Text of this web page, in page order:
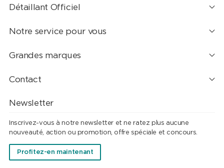
Détaillant Officiel
Notre service pour vous
Grandes marques
Contact
Newsletter
Inscrivez-vous à notre newsletter et ne ratez plus aucune
nouveauté, action ou promotion, offre spéciale et concours.
Profitez-en maintenant